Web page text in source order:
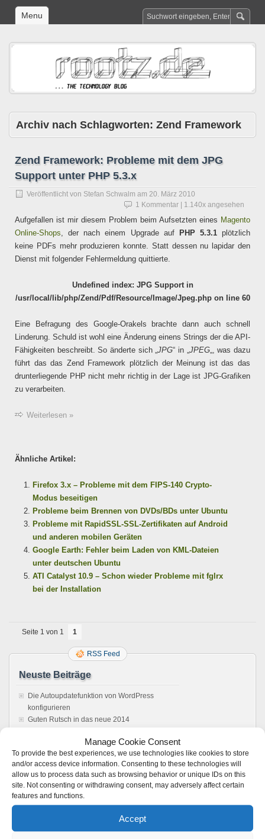
Manage Cookie Consent
To provide the best experiences, we use technologies like cookies to store
and/or access device information. Consenting to these technologies will
allow us to process data such as browsing behavior or unique IDs on this
site. Not consenting or withdrawing consent, may adversely affect certain
features and functions.
Accept
Menu
Archiv nach Schlagworten: Zend Framework
Zend Framework: Probleme mit dem JPG
Support unter PHP 5.3.x
Veröffentlicht von Stefan Schwalm am 20. März 2010
1 Kommentar | 1.140x angesehen
Aufgefallen ist mir diesem Problem beim Aufsetzten eines Magento
Online-Shops , der nach einem Upgrade auf PHP 5.3.1plötzlich
keine PDFs mehr produzieren konnte. Statt dessen nu lapidar den
Dienst mit folgender Fehlermeldung quittierte.
Undefined index: JPG Support in
/usr/local/lib/php/Zend/Pdf/Resource/Image/Jpeg.php on line 60
Eine Befragung des Google-Orakels brachte dann auch schnell
Linderung. Schuld ist wohl eine Änderung einens Strings der die API-
Fähigkeiten beschreibt. So änderte sich „JPG“ in „ JPEG„, was dazu
führt das das Zend Framework plötzlich der Meinung ist das das
drunterliegende PHP nicht mehr richtig in der Lage ist JPG-Grafiken
zu verarbeiten.
Weiterlesen »
Ähnliche Artikel:
Firefox 3.x – Probleme mit dem FIPS-140 Crypto-
Modus beseitigen
Probleme beim Brennen von DVDs/BDs unter Ubuntu
Probleme mit RapidSSL-SSL-Zertifikaten auf Android
und anderen mobilen Geräten
Google Earth: Fehler beim Laden von KML-Dateien
unter deutschen Ubuntu
ATI Catalyst 10.9 – Schon wieder Probleme mit fglrx
bei der Installation
Seite 1 von 1 1
RSS Feed
Neuste Beiträge
Die Autoupdatefunktion von WordPress
konfigurieren
Guten Rutsch in das neue 2014
Management reparieren
Howto: Windows rebooten aus einer Remote
Desktop Verbindung
Sonos Windows Controller 4.1 unter Wine,
Anleitung. Es läuft !